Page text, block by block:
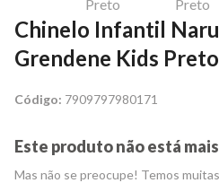
Chinelo Infantil
Grendene Kids Preto
Código: 7909797980171
Este produto não está
Mas não se preocupe! Temos